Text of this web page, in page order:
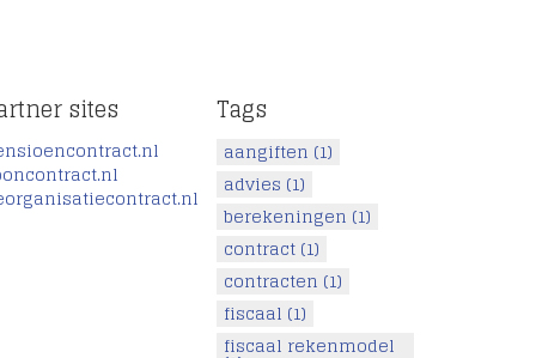
sites Tags
aangiften (1)
advies (1)
berekeningen (1)
contract (1)
contracten (1)
fiscaal (1)
fiscaal rekenmodel